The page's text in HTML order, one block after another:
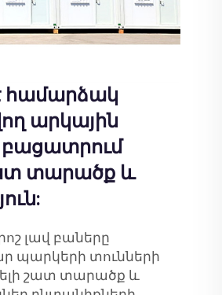
համարձակ
արկային
բացատրում
տարածք և
լավ բաները
պարկերի տունների
շատ տարածք և